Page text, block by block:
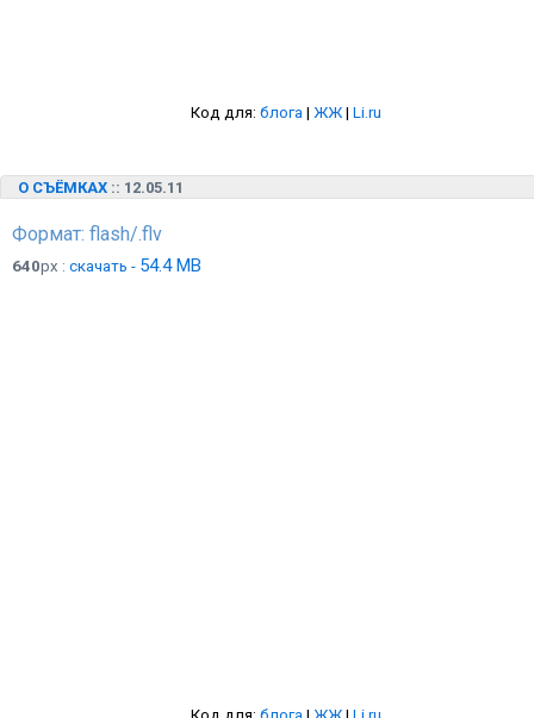
Код для: блога | ЖЖ | Li.ru
О СЪЁМКАХ :: 12.05.11
Формат: flash/.flv
640px : скачать - 54.4 MB